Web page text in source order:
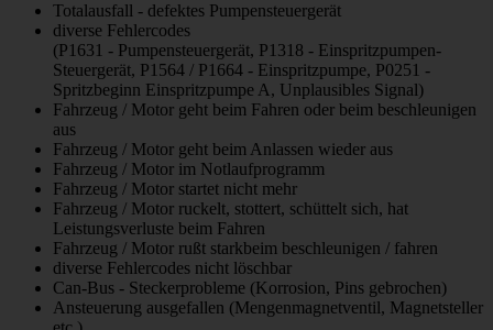
Totalausfall - defektes Pumpensteuergerät
diverse Fehlercodes
(P1631 - Pumpensteuergerät, P1318 - Einspritzpumpen-
Steuergerät, P1564 / P1664 - Einspritzpumpe, P0251 -
Spritzbeginn Einspritzpumpe A, Unplausibles Signal)
Fahrzeug / Motor geht beim Fahren oder beim beschleunigen
aus
Fahrzeug / Motor geht beim Anlassen wieder aus
Fahrzeug / Motor im Notlaufprogramm
Fahrzeug / Motor startet nicht mehr
Fahrzeug / Motor ruckelt, stottert, schüttelt sich, hat
Leistungsverluste beim Fahren
Fahrzeug / Motor rußt starkbeim beschleunigen / fahren
diverse Fehlercodes nicht löschbar
Can-Bus - Steckerprobleme (Korrosion, Pins gebrochen)
Ansteuerung ausgefallen (Mengenmagnetventil, Magnetsteller